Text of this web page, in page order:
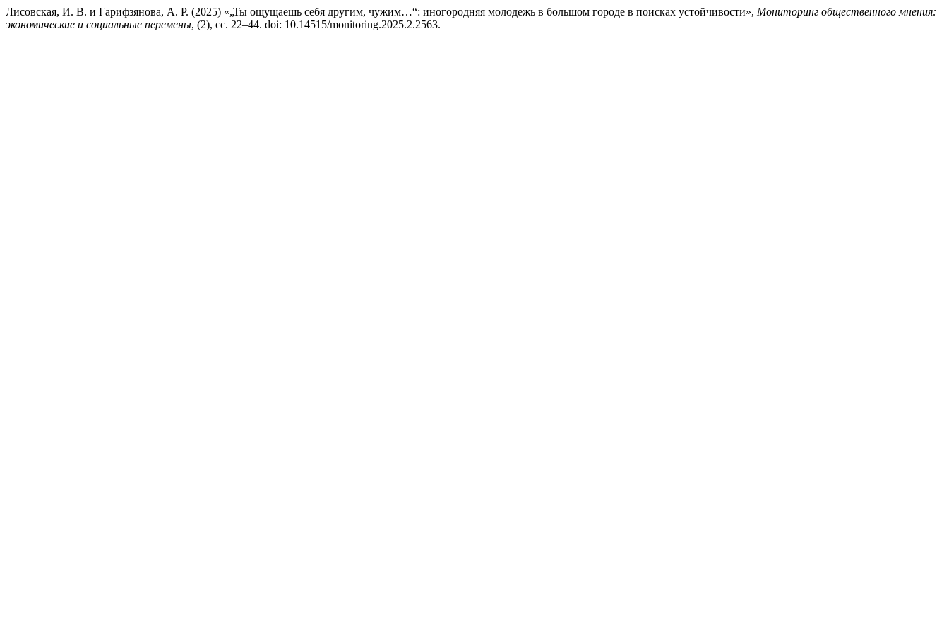
Лисовская, И. В. и Гарифзянова, А. Р. (2025) «„Ты ощущаешь себя другим, чужим…“: иногородняя молодежь в большом городе в поисках устойчивости», Мониторинг общественного мнения:
экономические и социальные перемены, (2), сс. 22–44. doi: 10.14515/monitoring.2025.2.2563.